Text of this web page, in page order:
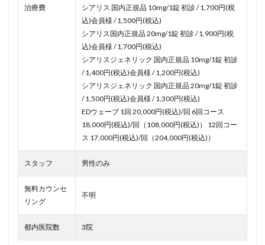
治療費
シアリス 国内正規品 10mg/1錠 初診 / 1,700円(税
込)会員様 / 1,500円(税込)
シアリス国内正規品 20mg/1錠 初診 / 1,900円(税
込)会員様 / 1,700円(税込)
シアリスジェネリック 国内正規品 10mg/1錠 初診
/ 1,400円(税込)会員様 / 1,200円(税込)
シアリスジェネリック 国内正規品 20mg/1錠 初診
/ 1,500円(税込)会員様 / 1,300円(税込)
EDウェーブ 1回 20,000円(税込)/回 6回コース
18,000円(税込)/回（108,000円(税込)） 12回コー
ス 17,000円(税込)/回（204,000円(税込)）
スタッフ 男性のみ
無料カウンセ
リング
不明
都内医院数 3院